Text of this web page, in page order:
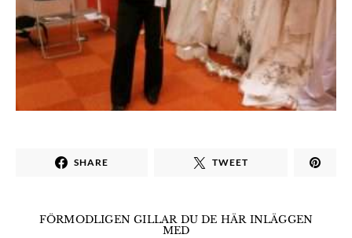
SHARE TWEET
FÖRMODLIGEN GILLAR DU DE HÄR INLÄGGEN
MED